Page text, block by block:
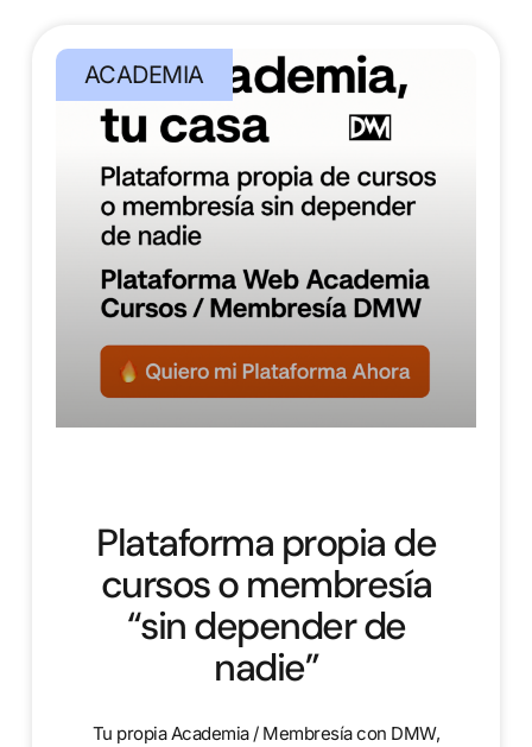
ACADEMIA
Plataforma propia de
cursos o membresía
“sin depender de
nadie”
Tu propia Academia / Membresía con DMW,